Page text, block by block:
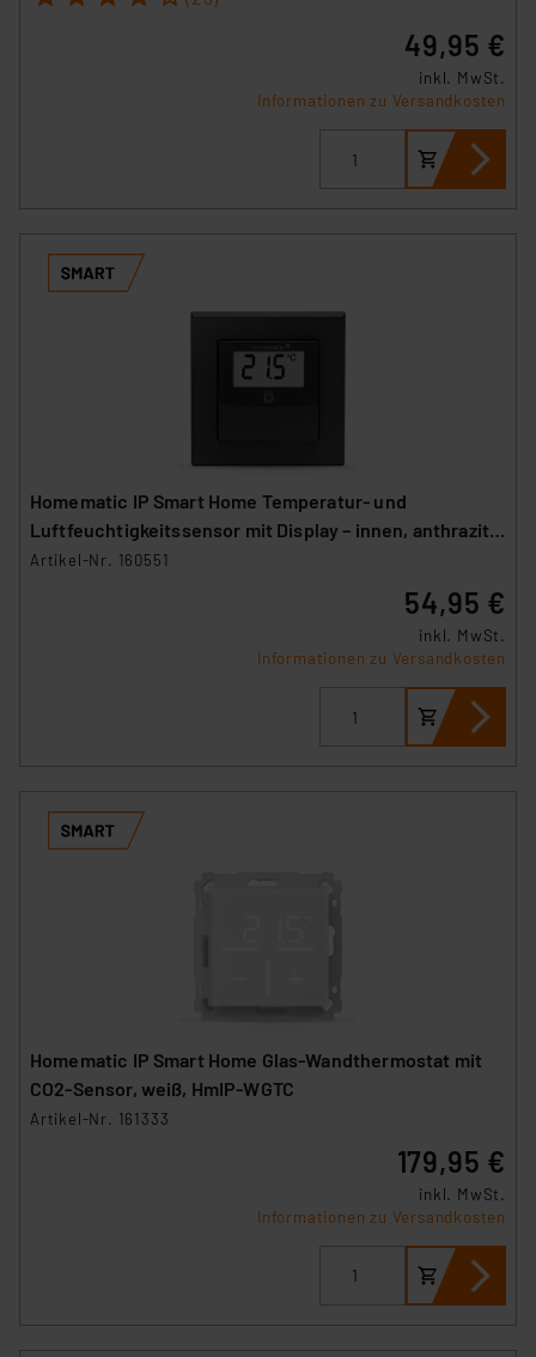
49,95 €
inkl. MwSt.
Informationen zu Versandkosten
Homematic IP Smart Home Temperatur- und
Luftfeuchtigkeitssensor mit Display – innen, anthrazit,
HmIP-STHD-A
Artikel-Nr. 160551
54,95 €
inkl. MwSt.
Informationen zu Versandkosten
Homematic IP Smart Home Glas-Wandthermostat mit
CO2-Sensor, weiß, HmIP-WGTC
Artikel-Nr. 161333
179,95 €
inkl. MwSt.
Informationen zu Versandkosten